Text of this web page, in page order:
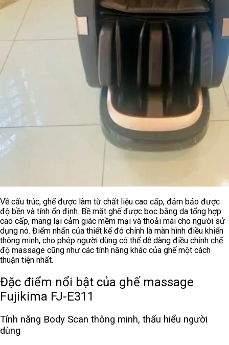
Về cấu trúc, ghế được làm từ chất liệu cao cấp, đảm bảo được
độ bền và tính ổn định. Bề mặt ghế được bọc bằng da tổng hợp
cao cấp, mang lại cảm giác mềm mại và thoải mái cho người sử
dụng nó. Điểm nhấn của thiết kế đó chính là màn hình điều khiển
thông minh, cho phép người dùng có thể dễ dàng điều chỉnh chế
độ massage cũng như các tính năng khác của ghế một cách
thuận tiện nhất.
Đặc điểm nổi bật của ghế massage
Fujikima FJ-E311
Tính năng Body Scan thông minh, thấu hiểu người
dùng